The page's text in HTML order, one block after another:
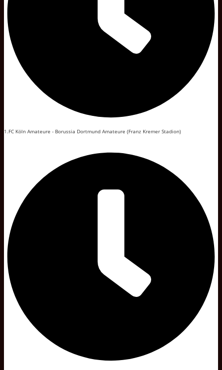
1.FC Köln Amateure - Borussia Dortmund Amateure (Franz Kremer Stadion)